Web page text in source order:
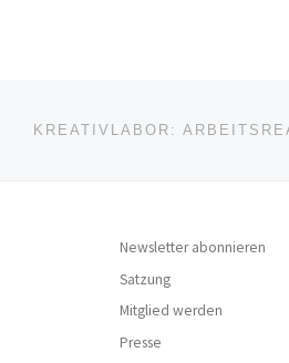
BEITRAGSLISTE
Newsletter abonnieren
Satzung
Mitglied werden
Presse